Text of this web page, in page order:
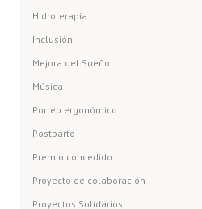
Hidroterapia
Inclusión
Mejora del Sueño
Música
Porteo ergonómico
Postparto
Premio concedido
Proyecto de colaboración
Proyectos Solidarios